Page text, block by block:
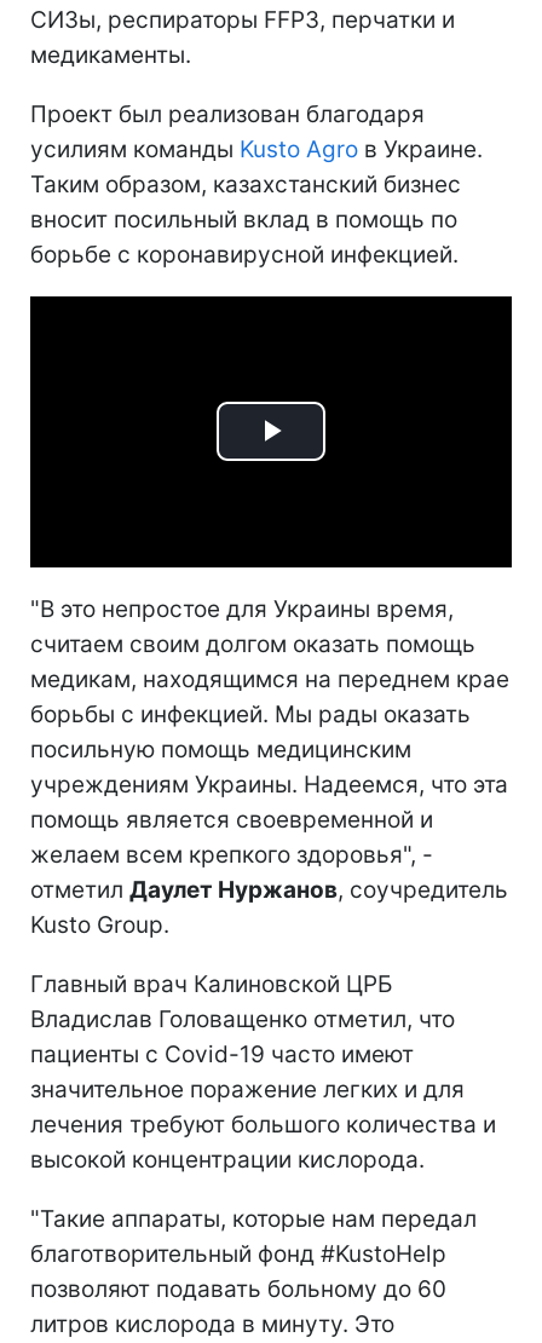
СИЗы, респираторы FFP3, перчатки и
медикаменты.
Проект был реализован благодаря
усилиям команды Kusto Agro в Украине.
Таким образом, казахстанский бизнес
вносит посильный вклад в помощь по
борьбе с коронавирусной инфекцией.
Play
"В это непростое для Украины время,
считаем своим долгом оказать помощь
медикам, находящимся на переднем крае
борьбы с инфекцией. Мы рады оказать
посильную помощь медицинским
учреждениям Украины. Надеемся, что эта
помощь является своевременной и
желаем всем крепкого здоровья", -
отметил Даулет Нуржанов, соучредитель
Kusto Group.
Главный врач Калиновской ЦРБ
Владислав Головащенко отметил, что
пациенты с Covid-19 часто имеют
значительное поражение легких и для
лечения требуют большого количества и
высокой концентрации кислорода.
"Такие аппараты, которые нам передал
благотворительный фонд #KustoHelp
позволяют подавать больному до 60
литров кислорода в минуту. Это